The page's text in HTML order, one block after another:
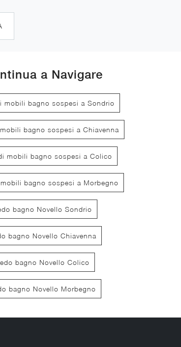
Craft 05
a Navigare
mobili bagno sospesi a Sondrio
bagno sospesi a Chiavenna
mobili bagno sospesi a Colico
bagno sospesi a Morbegno
bagno Novello Sondrio
bagno Novello Chiavenna
bagno Novello Colico
bagno Novello Morbegno